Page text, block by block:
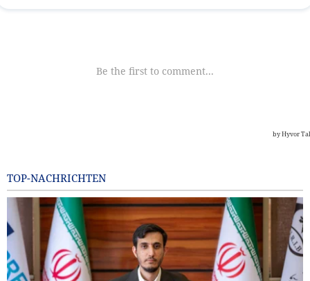
TOP-NACHRICHTEN